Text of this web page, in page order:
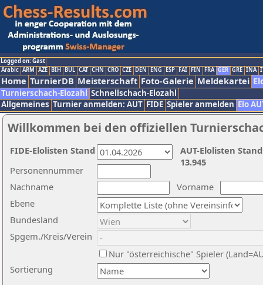
Logged on: Gast
Arabic ARM AZE BIH BUL CAT CHN CRO CZE DEN ENG ESP FAI FIN FRA GER GRE INA
Home TurnierDB Meisterschaft Foto-Galerie Meldekartei
Turnierschach-Elozahl Schnellschach-Elozahl
Allgemeines Turnier anmelden: AUT FIDE Spieler anmelden Elo
Willkommen bei den offiziellen
Nachname
Vorname
Ebene
Sortierung
Personennummer
Bundesland
Spgem./Kreis/Verein
Nur "österreichische" Spieler
AUT-Elolisten
13.945
FIDE-Elolisten Stand